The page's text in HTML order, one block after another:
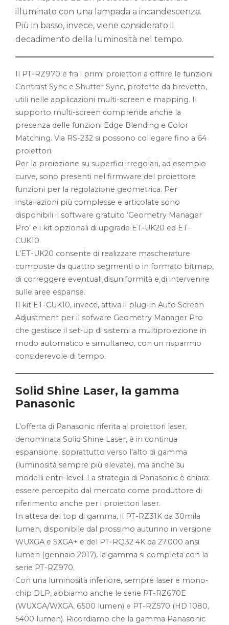
illuminato con una lampada a incandescenza.
Più in basso, invece, viene considerato il
decadimento della luminosità nel tempo.
Il PT-RZ970 è fra i primi proiettori a offrire le funzioni
Contrast Sync e Shutter Sync, protette da brevetto,
utili nelle applicazioni multi-screen e mapping. Il
supporto multi-screen comprende anche la
presenza delle funzioni Edge Blending e Color
Matching. Via RS-232 si possono collegare fino a 64
proiettori.
Per la proiezione su superfici irregolari, ad esempio
curve, sono presenti nel firmware del proiettore
funzioni per la regolazione geometrica. Per
installazioni più complesse e articolate sono
disponibili il software gratuito ‘Geometry Manager
Pro’ e i kit opzionali di upgrade ET-UK20 ed ET-
CUK10.
L’ET-UK20 consente di realizzare mascherature
composte da quattro segmenti o in formato bitmap,
di correggere eventuali disuniformità e di intervenire
sulle aree espanse.
Il kit ET-CUK10, invece, attiva il plug-in Auto Screen
Adjustment per il sofware Geometry Manager Pro
che gestisce il set-up di sistemi a multiproiezione in
modo automatico e simultaneo, con un risparmio
considerevole di tempo.
Solid Shine Laser, la gamma
Panasonic
L’offerta di Panasonic riferita ai proiettori laser,
denominata Solid Shine Laser, è in continua
espansione, soprattutto verso l’alto di gamma
(luminosità sempre più elevate), ma anche su
modelli entri-level. La strategia di Panasonic è chiara:
essere percepito dal mercato come produttore di
riferimento anche per i proiettori laser.
In attesa del top di gamma, il PT-RZ31K da 30mila
lumen, disponibile dal prossimo autunno in versione
WUXGA e SXGA+ e del PT-RQ32 4K da 27.000 ansi
lumen (gennaio 2017), la gamma si completa con la
serie PT-RZ970.
Con una luminosità inferiore, sempre laser e mono-
chip DLP, abbiamo anche le serie PT-RZ670E
(WUXGA/WXGA, 6500 lumen) e PT-RZ570 (HD 1080,
5400 lumen). Ricordiamo che la gamma Panasonic